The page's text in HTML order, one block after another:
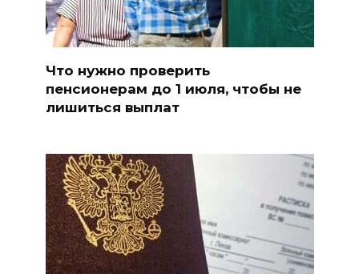
Что нужно проверить
пенсионерам до 1 июля, чтобы не
лишиться выплат